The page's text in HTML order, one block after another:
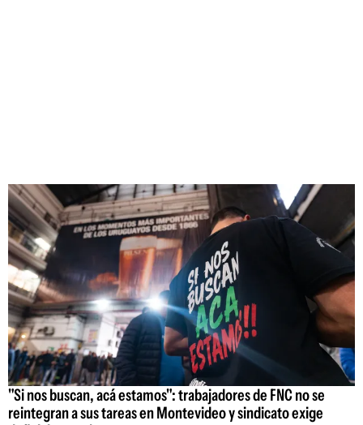
"Si nos buscan, acá estamos": trabajadores de FNC no se
reintegran a sus tareas en Montevideo y sindicato exige